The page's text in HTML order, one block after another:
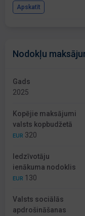
Apskatīt
Nodokļu
Gads
2025
Kopējie maksājumi
valsts kopbudžetā
EUR 320
Iedzīvotāju
ienākuma nodoklis
EUR 130
Valsts sociālās
apdrošināšanas